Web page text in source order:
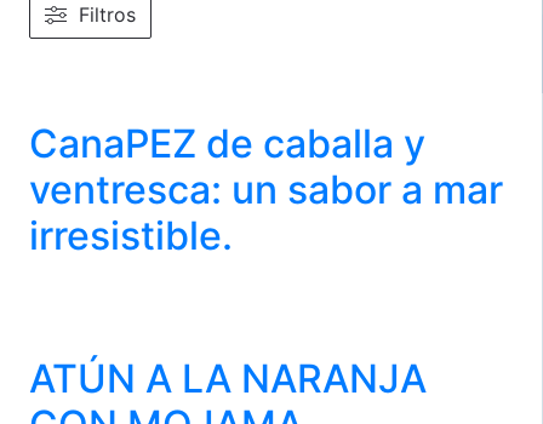
Filtros
CanaPEZ de caballa y
ventresca: un sabor a mar
irresistible.
ATÚN A LA NARANJA